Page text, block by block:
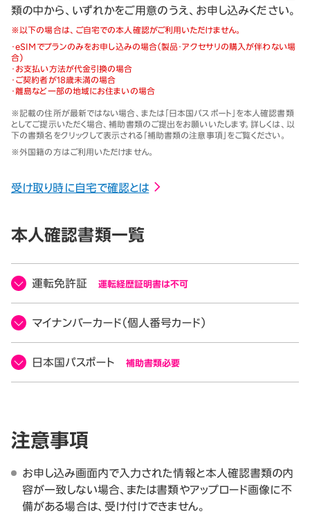
類の中から、いずれかをご用意のうえ、お申し込みください。
※以下の場合は、ご自宅での本人確認がご利用いただけません。
・eSIMでプランのみをお申し込みの場合（製品・アクセサリの購入が伴わない場
合）
・ お支払い方法が代金引換の場合
・ ご契約者が18歳未満の場合
・離島など一部の地域にお住まいの場合
※記載の住所が最新ではない場合、または「日本国パスポート」を本人確認書類
としてご提示いただく場合、補助書類のご提出をお願いいたします。詳しくは、以
下の書類名をクリックして表示される「補助書類の注意事項」をご覧ください。
※外国籍の方はご利用いただけません。
受け取り時に自宅で確認とは
本人確認書類一覧
運転免許証 運転経歴証明書は不可
マイナンバーカード（個人番号カード）
日本国パスポート 補助書類必要
注意事項
お申し込み画面内で入力された情報と本人確認書類の内
容が一致しない場合、または書類やアップロード画像に不
備がある場合は、受け付けできません。